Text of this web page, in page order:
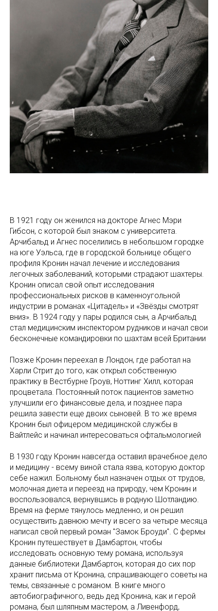
В 1921 году он женился на докторе Агнес Мэри
Гибсон, с которой был знаком с университета.
Арчибальд и Агнес поселились в небольшом городке
на юге Уэльса, где в городской больнице общего
профиля Кронин начал лечение и исследования
легочных заболеваний, которыми страдают шахтеры.
Кронин описал свой опыт исследования
профессиональных рисков в каменноугольной
индустрии в романах «Цитадель» и «Звёзды смотрят
вниз». В 1924 году у пары родился сын, а Арчибальд
стал медицинским инспектором рудников и начал свои
бесконечные командировки по шахтам всей Британии
Позже Кронин переехал в Лондон, где работал на
Харли Стрит до того, как открыл собственную
практику в Вестбурне Гроув, Ноттинг Хилл, которая
процветала. Постоянный поток пациентов заметно
улучшили его финансовые дела, и позднее пара
решила завести еще двоих сыновей. В то же время
Кронин был офицером медицинской службы в
Вайтлейс и начинал интересоваться офтальмологией
В 1930 году Кронин навсегда оставил врачебное дело
и медицину - всему виной стала язва, которую доктор
себе нажил. Больному был назначен отдых от трудов,
молочная диета и переезд на природу, чем Кронин и
воспользовался, вернувшись в родную Шотландию.
Время на ферме тянулось медленно, и он решил
осуществить давнюю мечту и всего за четыре месяца
написал свой первый роман "Замок Броуди". С фермы
Кронин путешествует в Дамбартон, чтобы
исследовать основную тему романа, используя
данные библиотеки Дамбартон, которая до сих пор
хранит письма от Кронина, спрашивающего советы на
темы, связанные с романом. В книге много
автобиографичного, ведь дед Кронина, как и герой
романа, был шляпным мастером, а Ливенфорд,